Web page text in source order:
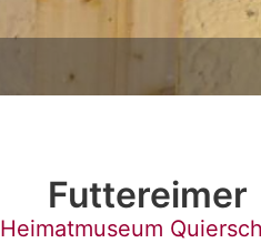
Futtereimer
Heimatmuseum